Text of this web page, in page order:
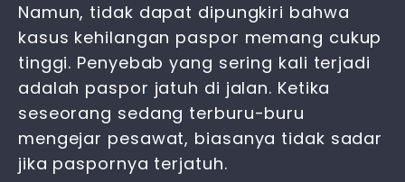
Namun, tidak dapat dipungkiri bahwa
kasus kehilangan paspor memang cukup
tinggi. Penyebab yang sering kali terjadi
adalah paspor jatuh di jalan. Ketika
seseorang sedang terburu-buru
mengejar pesawat, biasanya tidak sadar
jika paspornya terjatuh.